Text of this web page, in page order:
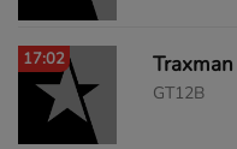
17:02
GT12B